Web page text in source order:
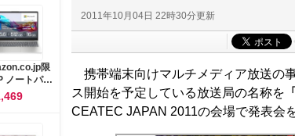
2011年10月04日 22時30分更新
携帯端末向けマルチメディア放送の
ス開始を予定している放送局の名称を
CEATEC JAPAN 2011の会場で発表会
限
ノートパソ
fd 15.6イン
テル Core 5
モリ16GB